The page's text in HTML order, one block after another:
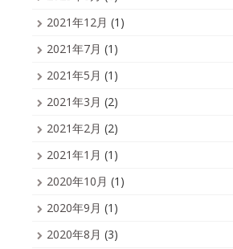
2021年12月 (1)
2021年7月 (1)
2021年5月 (1)
2021年3月 (2)
2021年2月 (2)
2021年1月 (1)
2020年10月 (1)
2020年9月 (1)
2020年8月 (3)